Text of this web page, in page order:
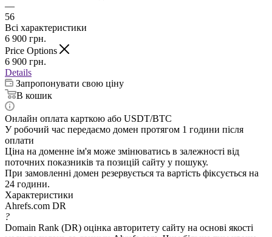
—
56
Всі характеристики
6 900 грн.
Price Options
6 900 грн.
Details
Запропонувати свою ціну
В кошик
Онлайн оплата карткою або USDT/BTC
У робочий час передаємо домен протягом 1 години після
оплати
Ціна на доменне ім'я може змінюватись в залежності від
поточних показників та позицій сайту у пошуку.
При замовленні домен резервується та вартість фіксується на
24 години.
Характеристики
Ahrefs.com DR
?
Domain Rank (DR) оцінка авторитету сайту на основі якості